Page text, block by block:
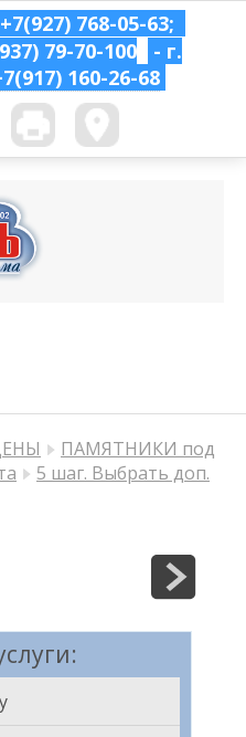
768-05-63;
79-70-100
- г.
160-26-68
ПАМЯТНИКИ под
5 шаг. Выбрать доп.